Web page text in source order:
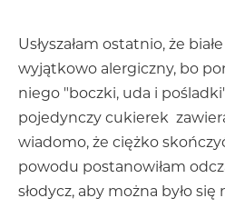
Usłyszałam ostatnio, że
wyjątkowo alergiczny, bo
niego "boczki, uda i
pojedynczy cukierek
wiadomo, że ciężko
powodu postanowiłam
słodycz, aby można było